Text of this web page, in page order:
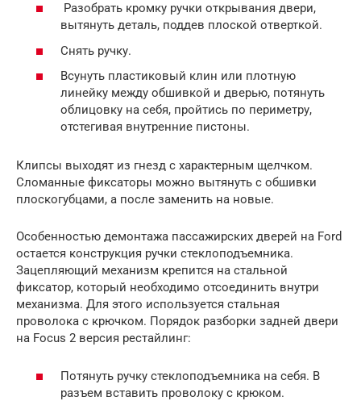
Разобрать кромку ручки открывания двери,
вытянуть деталь, поддев плоской отверткой.
Снять ручку.
Всунуть пластиковый клин или плотную
линейку между обшивкой и дверью, потянуть
облицовку на себя, пройтись по периметру,
отстегивая внутренние пистоны.
Клипсы выходят из гнезд с характерным щелчком.
Сломанные фиксаторы можно вытянуть с обшивки
плоскогубцами, а после заменить на новые.
Особенностью демонтажа пассажирских дверей на Ford
остается конструкция ручки стеклоподъемника.
Зацепляющий механизм крепится на стальной
фиксатор, который необходимо отсоединить внутри
механизма. Для этого используется стальная
проволока с крючком. Порядок разборки задней двери
на Focus 2 версия рестайлинг:
Потянуть ручку стеклоподъемника на себя. В
разъем вставить проволоку с крюком.